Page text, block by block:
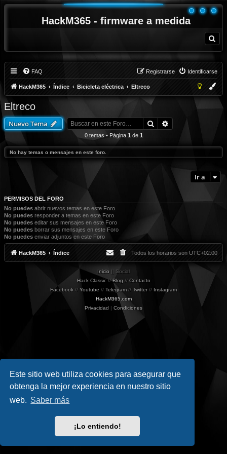
Este sitio web utiliza cookies para asegurar que
obtenga la mejor experiencia en nuestro sitio
web. Saber más
¡Lo entiendo!
HackM365 - firmware a medida
u
FAQ Identificarse
Registrarse
HackM365 Índice Bicicleta eléctrica Eltreco
Eltreco
Nuevo Tema Buscar
0 temas • Página 1 de 1
No hay temas o mensajes en este foro.
Ir a
PERMISOS DEL FORO
No puedes abrir nuevos temas en este Foro
No puedes responder a temas en este Foro
No puedes editar sus mensajes en este Foro
No puedes borrar sus mensajes en este Foro
No puedes enviar adjuntos en este Foro
HackM365 Índice Todos los horarios son UTC+02:00
Inicio || Social
Hack Classic//Blog // Contacto
Facebook // Youtube // Telegram // Twitter// Instagram
HackM365.com
Privacidad | Condiciones